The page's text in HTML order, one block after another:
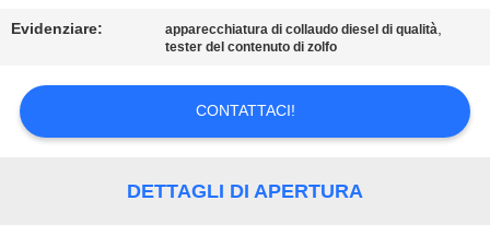
CITAZIONE
MAPPA
DEL
Evidenziare: apparecchiatura di collaudo diesel di qualità,
tester del contenuto di zolfo
CONTATTACI!
DETTAGLI DI APERTURA